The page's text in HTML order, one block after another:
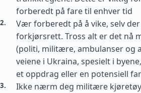
forberedt på fare til enhver tid
Vær forberedt på å vike, selv
forkjørsrett. Tross alt er det nå
(politi, militære, ambulanser og
veiene i Ukraina, spesielt i
et oppdrag eller en potensiell
Ikke nærm deg militære